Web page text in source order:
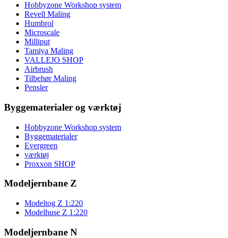
Hobbyzone Workshop system
Revell Maling
Humbrol
Microscale
Milliput
Tamiya Maling
VALLEJO SHOP
Airbrush
Tilbehør Maling
Pensler
Byggematerialer og værktøj
Hobbyzone Workshop system
Byggematerialer
Evergreen
værktøj
Proxxon SHOP
Modeljernbane Z
Modeltog Z 1:220
Modelhuse Z 1:220
Modeljernbane N